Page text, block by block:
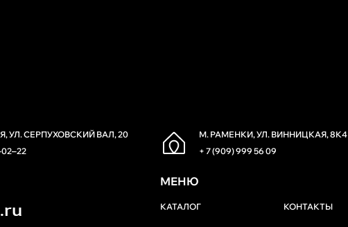
УЛ. СЕРПУХОВСКИЙ ВАЛ, 20
М. РАМЕНКИ, УЛ. ВИННИЦКАЯ, 8К4
+ 7 (909) 999 56 09
МЕНЮ
КАТАЛОГ КОНТАКТЫ